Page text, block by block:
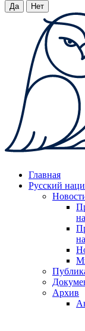
Да Нет
Главная
Русский
Архив